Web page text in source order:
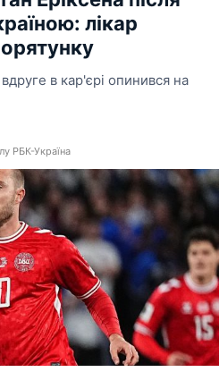
лікар
вдруге в кар'єрі опинився на
РБК-Україна